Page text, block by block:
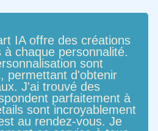
IA offre des créations
à chaque personnalité.
sont
permettant d'obtenir
J'ai trouvé des
parfaitement à
sont incroyablement
au rendez-vous. Je